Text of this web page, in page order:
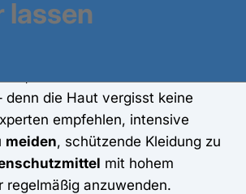
Behandlungsmethoden und
denn die Haut vergisst keine
empfehlen, intensive
meiden, schützende Kleidung zu
mit hohem
anzuwenden.